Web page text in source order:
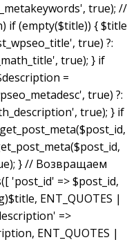
true); //
if (empty($title)) { $title
true) ?:
true); } if
=
true) ?:
true); } if
} // Возвращаем
'post_id' => $post_id,
ENT_QUOTES |
=>
ENT_QUOTES |